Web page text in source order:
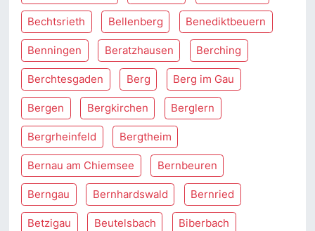
Bechtsrieth Bellenberg Benediktbeuern
Benningen Beratzhausen Berching
Berchtesgaden Berg Berg im Gau
Bergen Bergkirchen Berglern
Bergrheinfeld Bergtheim
Bernau am Chiemsee Bernbeuren
Berngau Bernhardswald Bernried
Betzigau Beutelsbach Biberbach